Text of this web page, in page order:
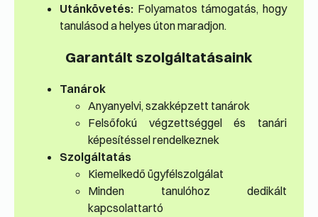
Utánkövetés: Folyamatos támogatás, hogy
tanulásod a helyes úton maradjon.
Garantált szolgáltatásaink
Tanárok
Anyanyelvi, szakképzett tanárok
Felsőfokú végzettséggel és tanári
képesítéssel rendelkeznek
Szolgáltatás
Kiemelkedő ügyfélszolgálat
Minden tanulóhoz dedikált
kapcsolattartó